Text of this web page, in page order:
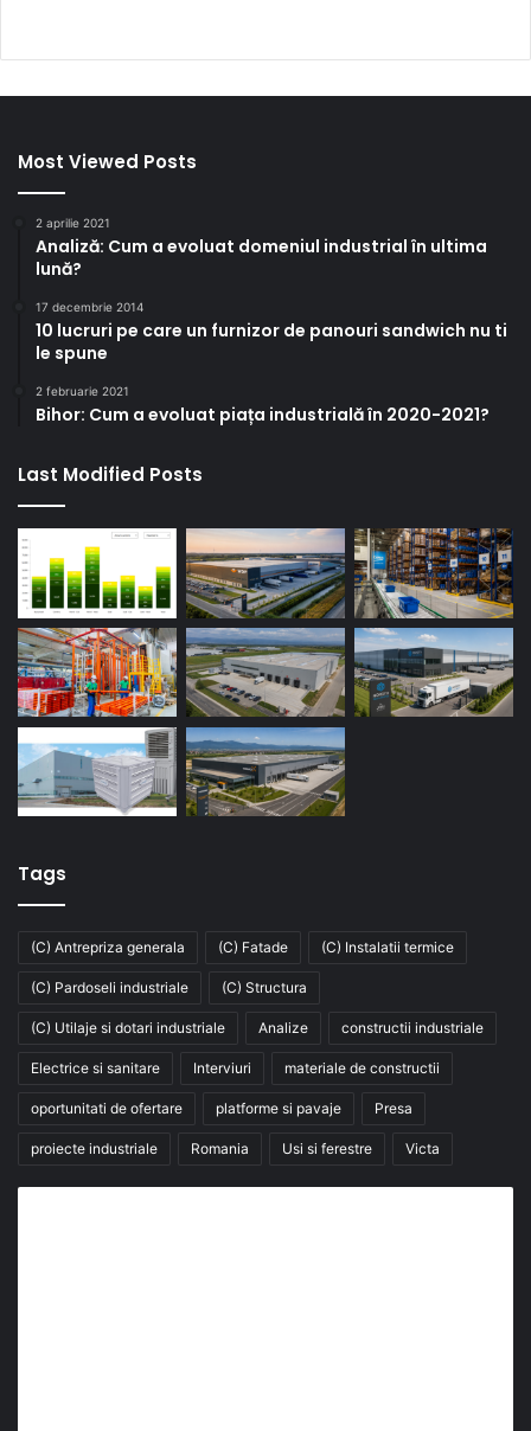
Most Viewed Posts
2 aprilie 2021
Analiză: Cum a evoluat domeniul industrial în ultima
lună?
17 decembrie 2014
10 lucruri pe care un furnizor de panouri sandwich nu ti
le spune
2 februarie 2021
Bihor: Cum a evoluat piața industrială în 2020-2021?
Last Modified Posts
Tags
(C) Antrepriza generala (C) Fatade (C) Instalatii termice
(C) Pardoseli industriale (C) Structura
(C) Utilaje si dotari industriale Analize constructii industriale
Electrice si sanitare Interviuri materiale de constructii
oportunitati de ofertare platforme si pavaje Presa
proiecte industriale Romania Usi si ferestre Victa